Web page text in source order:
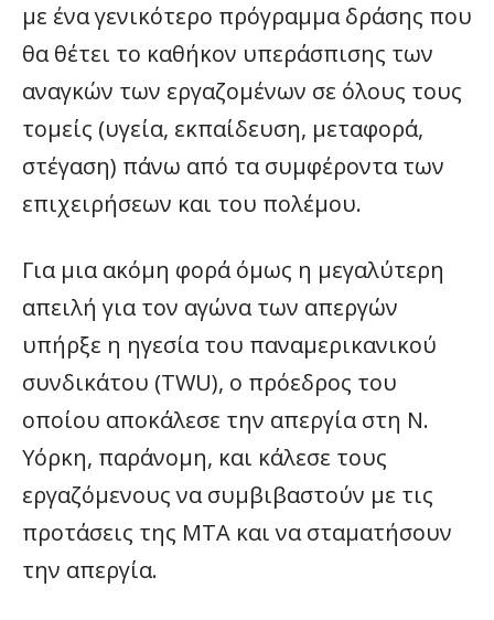
με ένα γενικότερο πρόγραμμα δράσης που
θα θέτει το καθήκον υπεράσπισης των
αναγκών των εργαζομένων σε όλους τους
τομείς (υγεία, εκπαίδευση, μεταφορά,
στέγαση) πάνω από τα συμφέροντα των
επιχειρήσεων και του πολέμου.
Για μια ακόμη φορά όμως η μεγαλύτερη
απειλή για τον αγώνα των απεργών
υπήρξε η ηγεσία του παναμερικανικού
συνδικάτου (TWU), ο πρόεδρος του
οποίου αποκάλεσε την απεργία στη Ν.
Υόρκη, παράνομη, και κάλεσε τους
εργαζόμενους να συμβιβαστούν με τις
προτάσεις της ΜΤΑ και να σταματήσουν
την απεργία.